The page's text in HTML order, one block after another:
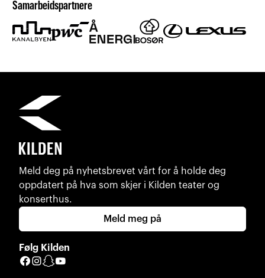
Samarbeidspartnere
Meld deg på nyhetsbrevet vårt for å holde deg
oppdatert på hva som skjer i Kilden teater og
konserthus.
Meld meg på
Følg Kilden
Facebook
Instagram
Snapchat